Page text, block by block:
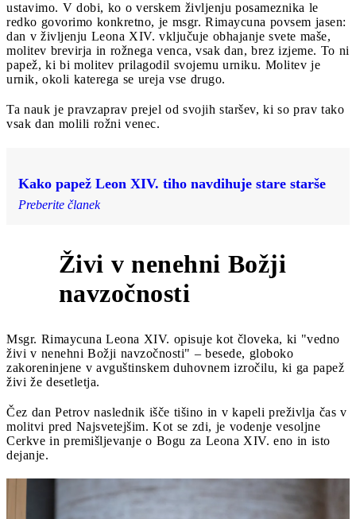
ustavimo. V dobi, ko o verskem življenju posameznika le
redko govorimo konkretno, je msgr. Rimaycuna povsem jasen:
dan v življenju Leona XIV. vključuje obhajanje svete maše,
molitev brevirja in rožnega venca, vsak dan, brez izjeme. To ni
papež, ki bi molitev prilagodil svojemu urniku. Molitev je
urnik, okoli katerega se ureja vse drugo.
Ta nauk je pravzaprav prejel od svojih staršev, ki so prav tako
vsak dan molili rožni venec.
Kako papež Leon XIV. tiho navdihuje stare starše
Preberite članek
Živi v nenehni Božji
navzočnosti
Msgr. Rimaycuna Leona XIV. opisuje kot človeka, ki "vedno
živi v nenehni Božji navzočnosti" – besede, globoko
zakoreninjene v avguštinskem duhovnem izročilu, ki ga papež
živi že desetletja.
Čez dan Petrov naslednik išče tišino in v kapeli preživlja čas v
molitvi pred Najsvetejšim. Kot se zdi, je vodenje vesoljne
Cerkve in premišljevanje o Bogu za Leona XIV. eno in isto
dejanje.